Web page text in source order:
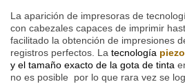
La aparición de impresoras de
con cabezales capaces de imprimir
facilitado la obtención de impresiones
registros perfectos. La tecnología
y el tamaño exacto de la gota de tinta
no es posible por lo que rara vez se